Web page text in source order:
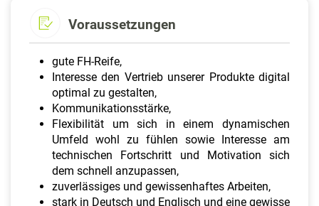
Voraussetzungen
gute FH-Reife,
Interesse den Vertrieb unserer Produkte digital
optimal zu gestalten,
Kommunikationsstärke,
Flexibilität um sich in einem dynamischen
Umfeld wohl zu fühlen sowie Interesse am
technischen Fortschritt und Motivation sich
dem schnell anzupassen,
zuverlässiges und gewissenhaftes Arbeiten,
stark in Deutsch und Englisch und eine gewisse